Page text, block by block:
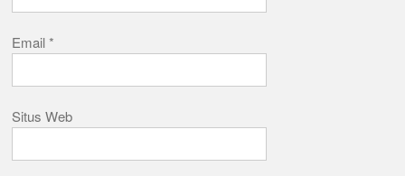
Email*
Situs Web